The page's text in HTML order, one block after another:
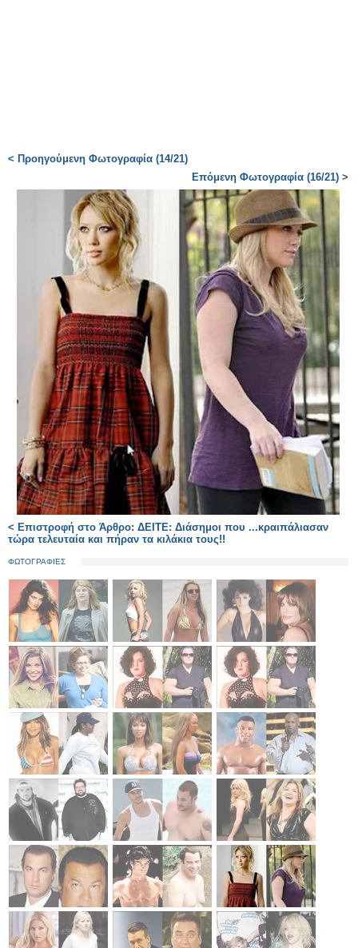
< Προηγούμενη Φωτογραφία (14/21)
Επόμενη Φωτογραφία (16/21) >
< Επιστροφή στο Άρθρο: ΔΕΙΤΕ: Διάσημοι που ...κραιπάλιασαν
τώρα τελευταία και πήραν τα κιλάκια τους!!
ΦΩΤΟΓΡΑΦΙΕΣ